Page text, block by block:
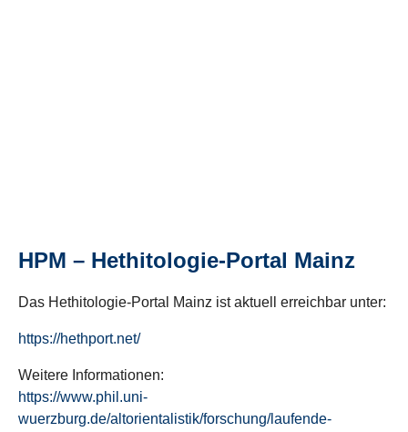
HPM – Hethitologie-Portal Mainz
Das Hethitologie-Portal Mainz ist aktuell erreichbar unter:
https://hethport.net/
Weitere Informationen:
https://www.phil.uni-
wuerzburg.de/altorientalistik/forschung/laufende-